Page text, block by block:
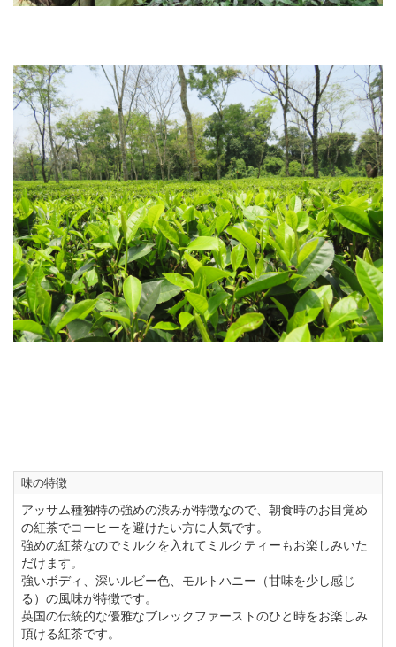
味の特徴
アッサム種独特の強めの渋みが特徴なので、朝食時のお目覚め
の紅茶でコーヒーを避けたい方に人気です。
強めの紅茶なのでミルクを入れてミルクティーもお楽しみいた
だけます。
強いボディ、深いルビー色、モルトハニー（甘味を少し感じ
る）の風味が特徴です。
英国の伝統的な優雅なブレックファーストのひと時をお楽しみ
頂ける紅茶です。